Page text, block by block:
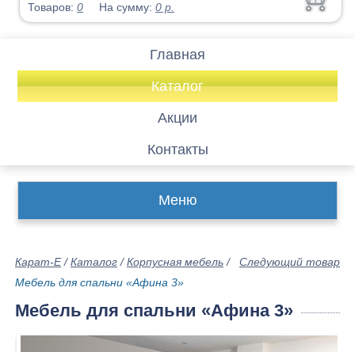
Товаров:0 На сумму:0 р.
Главная
Каталог
Акции
Контакты
Меню
Следующий товар
Карат-Е/Каталог /Корпусная мебель /
Мебель для спальни «Афина 3»
Мебель для спальни «Афина 3»